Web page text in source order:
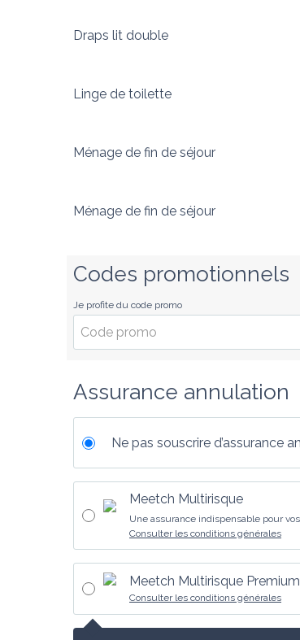
Draps lit double
Linge de toilette
Ménage de fin de séjour
Ménage de fin de séjour
Codes promotionnels
Je profite du code promo
Assurance annulation
Ne pas souscrire d’assurance
Meetch Multirisque
Une assurance indispensable pour
Consulter les conditions générales
Meetch Multirisque Premium
Consulter les conditions générales